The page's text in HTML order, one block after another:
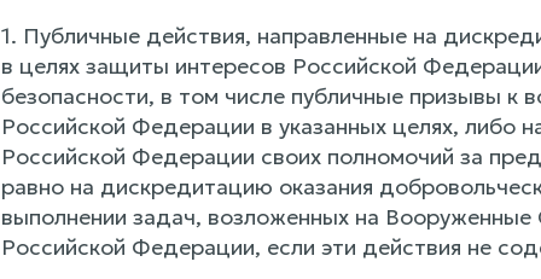
1. Публичные действия, направленные на
в целях защиты интересов Российской
безопасности, в том числе публичные призывы к
Российской Федерации в указанных целях, либо
Российской Федерации своих полномочий за
равно на дискредитацию оказания
выполнении задач, возложенных на
Российской Федерации, если эти действия не